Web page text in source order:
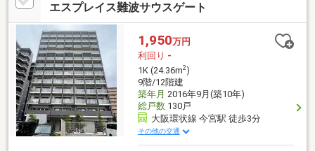
エスプレイス難波サウスゲート
1,950万円
利回り -
1K (24.36m2)
9階/12階建
築年月 2016年9月(築10年)
総戸数130戸
大阪環状線 今宮駅 徒歩3分
その他の交通